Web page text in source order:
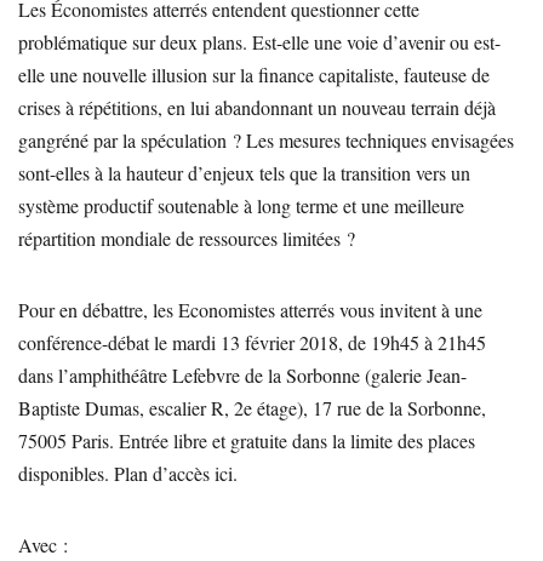
Les Économistes atterrés entendent questionner cette
problématique sur deux plans. Est-elle une voie d’avenir ou est-
elle une nouvelle illusion sur la finance capitaliste, fauteuse de
crises à répétitions, en lui abandonnant un nouveau terrain déjà
gangréné par la spéculation ? Les mesures techniques envisagées
sont-elles à la hauteur d’enjeux tels que la transition vers un
système productif soutenable à long terme et une meilleure
répartition mondiale de ressources limitées ?
Pour en débattre, les Economistes atterrés vous invitent à une
conférence-débat le mardi 13 février 2018, de 19h45 à 21h45
dans l’amphithéâtre Lefebvre de la Sorbonne (galerie Jean-
Baptiste Dumas, escalier R, 2e étage), 17 rue de la Sorbonne,
75005 Paris. Entrée libre et gratuite dans la limite des places
disponibles. Plan d’accès ici.
Avec :